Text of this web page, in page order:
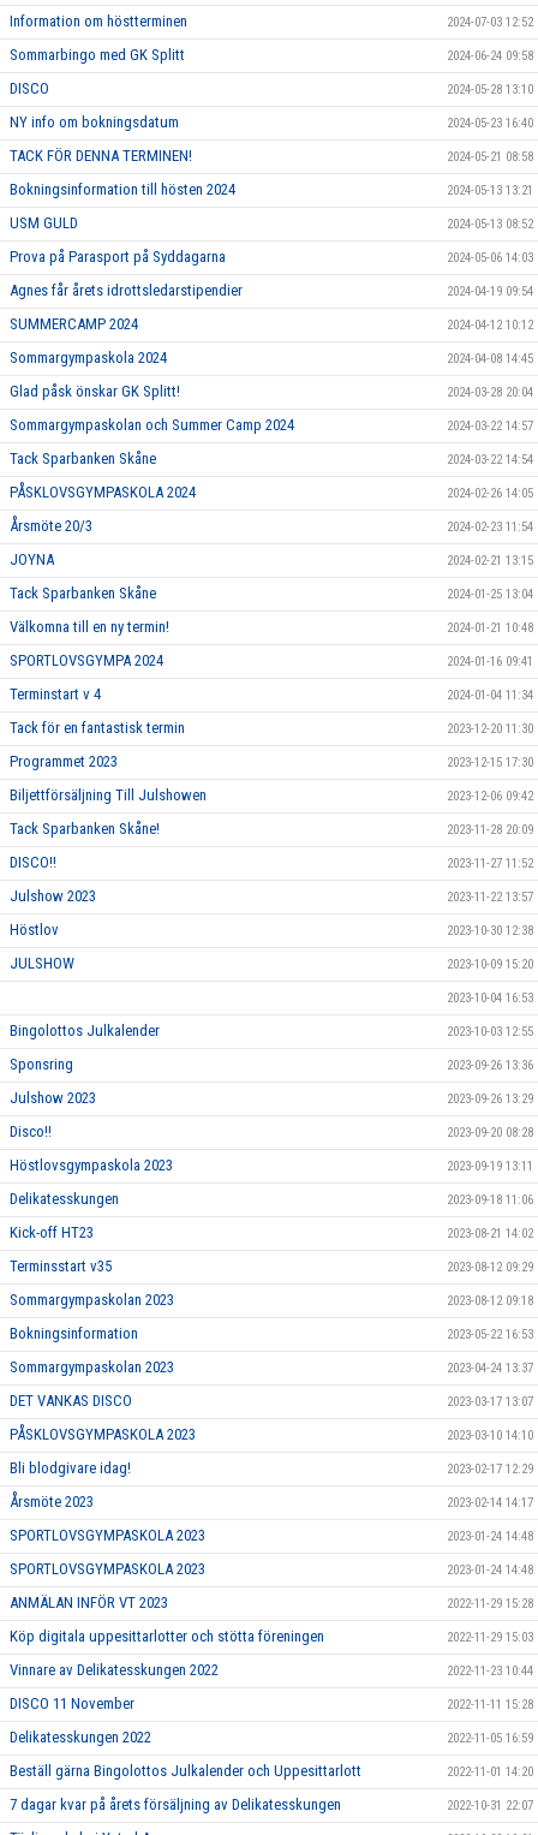
Information om höstterminen 2024-07-03 12:52
Sommarbingo med GK Splitt 2024-06-24 09:58
DISCO 2024-05-28 13:10
NY info om bokningsdatum 2024-05-23 16:40
TACK FÖR DENNA TERMINEN! 2024-05-21 08:58
Bokningsinformation till hösten 2024 2024-05-13 13:21
USM GULD 2024-05-13 08:52
Prova på Parasport på Syddagarna 2024-05-06 14:03
Agnes får årets idrottsledarstipendier 2024-04-19 09:54
SUMMERCAMP 2024 2024-04-12 10:12
Sommargympaskola 2024 2024-04-08 14:45
Glad påsk önskar GK Splitt! 2024-03-28 20:04
Sommargympaskolan och Summer Camp 2024 2024-03-22 14:57
Tack Sparbanken Skåne 2024-03-22 14:54
PÅSKLOVSGYMPASKOLA 2024 2024-02-26 14:05
Årsmöte 20/3 2024-02-23 11:54
JOYNA 2024-02-21 13:15
Tack Sparbanken Skåne 2024-01-25 13:04
Välkomna till en ny termin! 2024-01-21 10:48
SPORTLOVSGYMPA 2024 2024-01-16 09:41
Terminstart v 4 2024-01-04 11:34
Tack för en fantastisk termin 2023-12-20 11:30
Programmet 2023 2023-12-15 17:30
Biljettförsäljning Till Julshowen 2023-12-06 09:42
Tack Sparbanken Skåne! 2023-11-28 20:09
DISCO!! 2023-11-27 11:52
Julshow 2023 2023-11-22 13:57
Höstlov 2023-10-30 12:38
JULSHOW 2023-10-09 15:20
2023-10-04 16:53
Bingolottos Julkalender 2023-10-03 12:55
Sponsring 2023-09-26 13:36
Julshow 2023 2023-09-26 13:29
Disco!! 2023-09-20 08:28
Höstlovsgympaskola 2023 2023-09-19 13:11
Delikatesskungen 2023-09-18 11:06
Kick-off HT23 2023-08-21 14:02
Terminsstart v35 2023-08-12 09:29
Sommargympaskolan 2023 2023-08-12 09:18
Bokningsinformation 2023-05-22 16:53
Sommargympaskolan 2023 2023-04-24 13:37
DET VANKAS DISCO 2023-03-17 13:07
PÅSKLOVSGYMPASKOLA 2023 2023-03-10 14:10
Bli blodgivare idag! 2023-02-17 12:29
Årsmöte 2023 2023-02-14 14:17
SPORTLOVSGYMPASKOLA 2023 2023-01-24 14:48
SPORTLOVSGYMPASKOLA 2023 2023-01-24 14:48
ANMÄLAN INFÖR VT 2023 2022-11-29 15:28
Köp digitala uppesittarlotter och stötta föreningen 2022-11-29 15:03
Vinnare av Delikatesskungen 2022 2022-11-23 10:44
DISCO 11 November 2022-11-11 15:28
Delikatesskungen 2022 2022-11-05 16:59
Beställ gärna Bingolottos Julkalender och Uppesittarlott 2022-11-01 14:20
7 dagar kvar på årets försäljning av Delikatesskungen 2022-10-31 22:07